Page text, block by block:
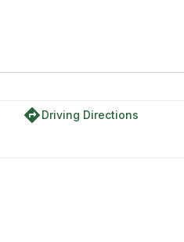
црвени троугао
directionsDriving Directions